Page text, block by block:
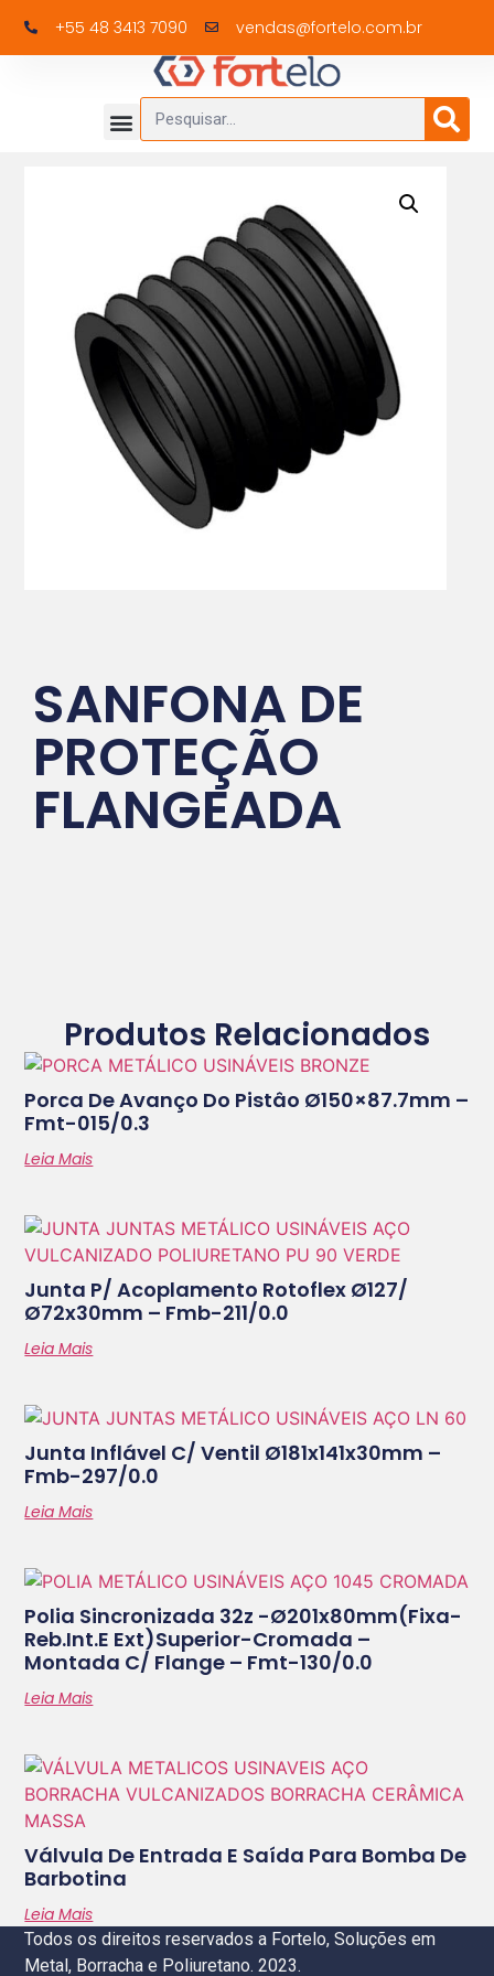
+55 48 3413 7090 vendas@fortelo.com.br
SANFONA DE
PROTEÇÃO
FLANGEADA
Produtos Relacionados
Porca De Avanço Do Pistâo Ø150×87.7mm –
Fmt-015/0.3
Leia Mais
Junta P/ Acoplamento Rotoflex Ø127/
Ø72x30mm – Fmb-211/0.0
Leia Mais
Junta Inflável C/ Ventil Ø181x141x30mm –
Fmb-297/0.0
Leia Mais
Polia Sincronizada 32z -ø201x80mm(fixa-
Reb.int.e Ext)superior-Cromada –
Montada C/ Flange – Fmt-130/0.0
Leia Mais
Válvula De Entrada E Saída Para Bomba De
Barbotina
Leia Mais
Todos os direitos reservados a Fortelo, Soluções em
Metal, Borracha e Poliuretano. 2023.